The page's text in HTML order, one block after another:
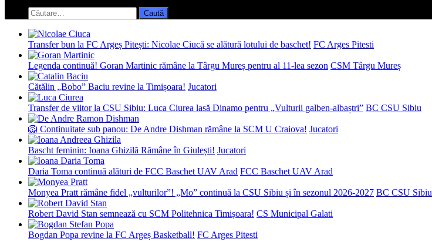
search
form
Caută
după:
Transfer bun la FC Argeș Pitești: Nicolae Ciucă se alătură lotului de baschet! FC Arges Pitesti
Legenda continuă! Goran Martinic rămâne la Târgu Mureș pentru al 11-lea sezon CSM Târgu Mureș
Cătălin „Bobo” Baciu revine la Timișoara! Jucatori
Transfer de viitor la CSU Sibiu: Luca Ciurea lasă Dinamo pentru „Vulturii galben-albaștri” BC CSU Sibiu
🦁 Continuitate sub panou: De Andre Dishman rămâne la SCM U Craiova! Jucatori
Bascht feminin: Ioana Ghizilă Rămâne în Giulești! Jucatori
Daria Toma continuă alături de FCC Baschet UAV Arad FCC Baschet UAV Arad
Monyea Pratt rămâne fidel „vulturilor”! „Mo” continuă la CSU Sibiu și în sezonul 2026-2027 BC CSU Sibiu
Robert David Stan semnează cu SCM Politehnica Timișoara! CS Municipal Galati
Bogdan Popa revine la FC Argeș Basketball! FC Arges Pitesti